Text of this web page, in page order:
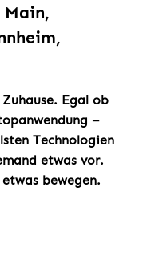
Egal ob
–
Technologien
etwas vor.
bewegen.